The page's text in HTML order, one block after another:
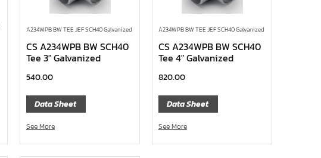
A234WPB BW TEE JEF SCH40 Galvanized
CS A234WPB BW SCH40
Tee 3″ Galvanized
540.00
Data Sheet
See More
A234WPB BW TEE JEF SCH40 Galvanized
CS A234WPB BW SCH40
Tee 4″ Galvanized
820.00
Data Sheet
See More